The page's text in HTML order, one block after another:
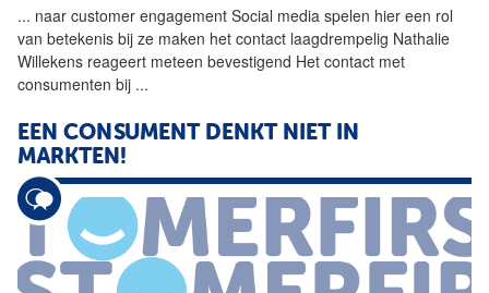
... naar customer engagement Social media spelen hier een rol
van betekenis bij ze maken het contact laagdrempelig Nathalie
Willekens reageert meteen bevestigend Het contact met
consumenten bij ...
EEN CONSUMENT DENKT NIET IN
MARKTEN!